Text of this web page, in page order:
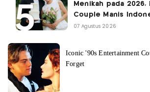
Menikah pada 2026,
Couple Manis
07 Agustus 2026